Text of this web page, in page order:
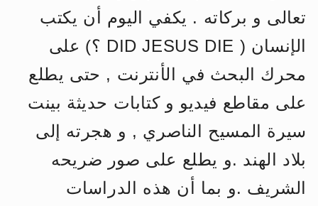
اقرأ هذا الكتاب وتعرّف على حقيقة
الحجّ.. دلالات، حِكم، وأهداف >> المزيد
اقرأ هذا المقال في أهمية عيد
تعالى و بركاته . يكفي اليوم أن يكتب
الإنسان ( DID JESUS DIE ؟) على
محرك البحث في الأنترنت , حتى يطلع
على مقاطع فيديو و كتابات حديثة بينت
سيرة المسيح الناصري , و هجرته إلى
بلاد الهند .و يطلع على صور ضريحه
الشريف .و بما أن هذه الدراسات